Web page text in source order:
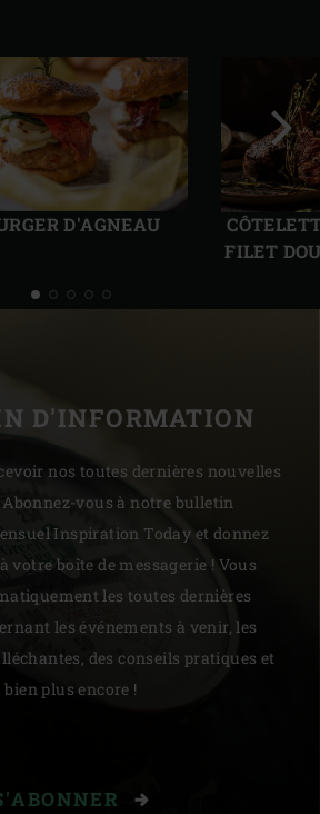
D'AGNEAU
FILET
D'INFORMATION
nos toutes dernières nouvelles
vous à notre bulletin
Inspiration Today et donnez
votre boîte de messagerie ! Vous
les toutes dernières
les événements à venir, les
des conseils pratiques et
bien plus encore !